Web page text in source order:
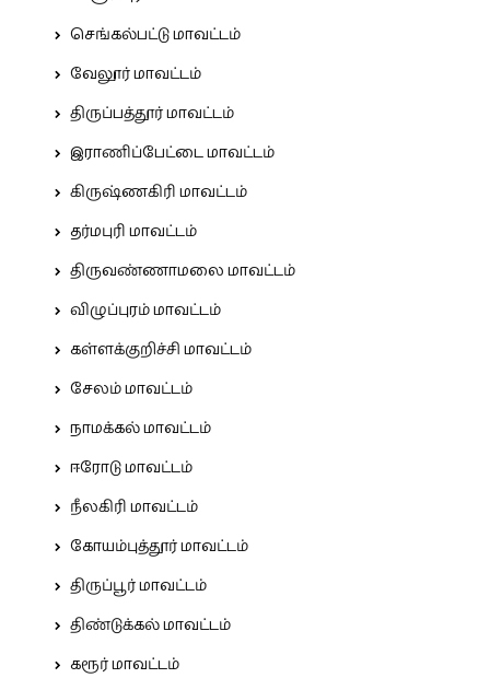
செங்கல்பட்டு மாவட்டம்
வேலூர் மாவட்டம்
திருப்பத்தூர் மாவட்டம்
இராணிப்பேட்டை மாவட்டம்
கிருஷ்ணகிரி மாவட்டம்
தர்மபுரி மாவட்டம்
திருவண்ணாமலை மாவட்டம்
விழுப்புரம் மாவட்டம்
கள்ளக்குறிச்சி மாவட்டம்
சேலம் மாவட்டம்
நாமக்கல் மாவட்டம்
ஈரோடு மாவட்டம்
நீலகிரி மாவட்டம்
கோயம்புத்தூர் மாவட்டம்
திருப்பூர் மாவட்டம்
திண்டுக்கல் மாவட்டம்
கரூர் மாவட்டம்